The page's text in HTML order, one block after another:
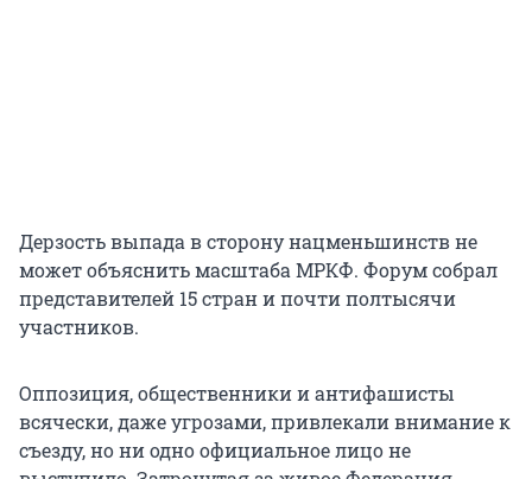
Дерзость выпада в сторону нацменьшинств не
может объяснить масштаба МРКФ. Форум собрал
представителей 15 стран и почти полтысячи
участников.
Оппозиция, общественники и антифашисты
всячески, даже угрозами, привлекали внимание к
съезду, но ни одно официальное лицо не